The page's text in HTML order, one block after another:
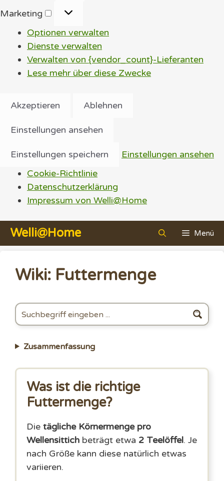
Marketing
Marketing
Optionen verwalten
Dienste verwalten
Verwalten von {vendor_count}-Lieferanten
Lese mehr über diese Zwecke
Akzeptieren Ablehnen
Einstellungen ansehen
Einstellungen speichern
Einstellungen ansehen
Cookie-Richtlinie
Datenschutzerklärung
Impressum von Welli@Home
Zum
InhaltWelli@Home Menü
Wiki: Futtermenge
Zusammenfassung
Was ist die richtige
Futtermenge?
Die tägliche Körnermenge pro
Wellensittich beträgt etwa 2 Teelöffel. Je
nach Größe kann diese natürlich etwas
variieren.